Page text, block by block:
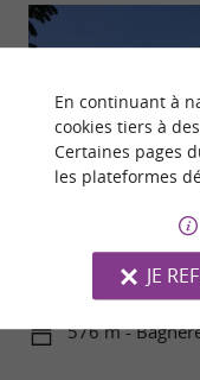
Les Thermes de
plus sulfurées des
576 m -
Détente
En continuant à
cookies tiers à
Certaines pages
les plateformes
JE